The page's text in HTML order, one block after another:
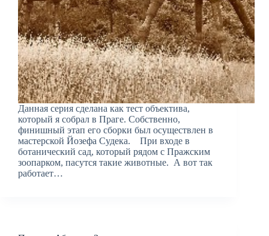
Данная серия сделана как тест объектива,
который я собрал в Праге. Собственно,
финишный этап его сборки был осуществлен в
мастерской Йозефа Судека. При входе в
ботанический сад, который рядом с Пражским
зоопарком, пасутся такие животные. А вот так
работает…